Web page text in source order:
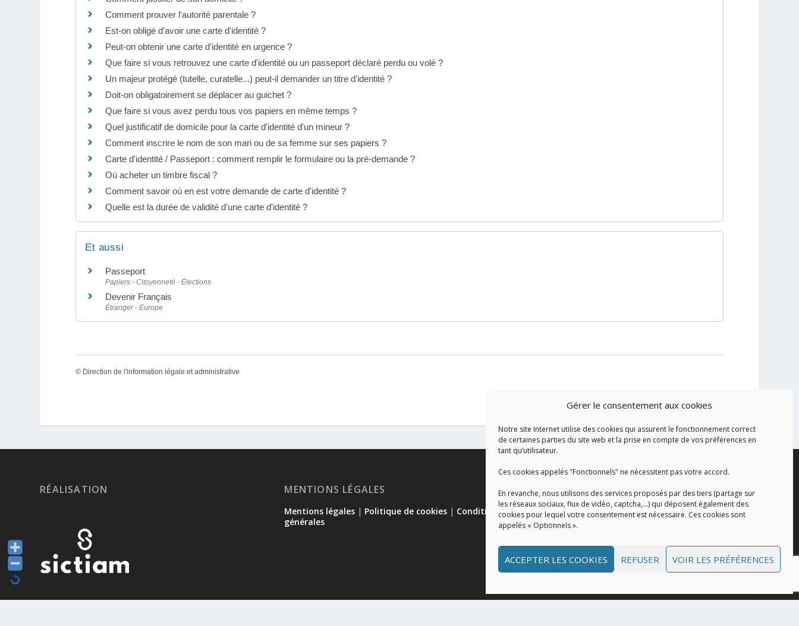
Gérer le consentement aux cookies
Notre site Internet utilise des cookies qui assurent le fonctionnement correct
de certaines parties du site web et la prise en compte de vos préférences en
tant qu’utilisateur.
Ces cookies appelés "Fonctionnels" ne nécessitent pas votre accord.
En revanche, nous utilisons des services proposés par des tiers (partage sur
les réseaux sociaux, flux de vidéo, captcha,...) qui déposent également des
cookies pour lequel votre consentement est nécessaire. Ces cookies sont
appelés « Optionnels ».
ACCEPTER LES COOKIES REFUSER VOIR LES PRÉFÉRENCES
Comment prouver l'autorité parentale ?
Est-on obligé d'avoir une carte d'identité ?
Peut-on obtenir une carte d'identité en urgence ?
Que faire si vous retrouvez une carte d'identité ou un passeport déclaré perdu ou volé ?
Un majeur protégé (tutelle, curatelle...) peut-il demander un titre d'identité ?
Doit-on obligatoirement se déplacer au guichet ?
Que faire si vous avez perdu tous vos papiers en même temps ?
Quel justificatif de domicile pour la carte d'identité d'un mineur ?
Comment inscrire le nom de son mari ou de sa femme sur ses papiers ?
Carte d'identité / Passeport : comment remplir le formulaire ou la pré-demande ?
Où acheter un timbre fiscal ?
Comment savoir où en est votre demande de carte d'identité ?
Quelle est la durée de validité d'une carte d'identité ?
Et aussi
Passeport
Papiers - Citoyenneté - Élections
Devenir Français
Étranger - Europe
© Direction de l'information légale et administrative
RÉALISATION MENTIONS LÉGALES
Mentions légales | Politique de cookies | Conditions
générales